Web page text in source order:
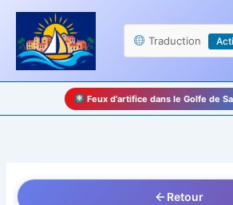
Panneau de gestion des cookies
Aller
contenu
Traduction
Feux d’artifice dans le Golfe de
Retour